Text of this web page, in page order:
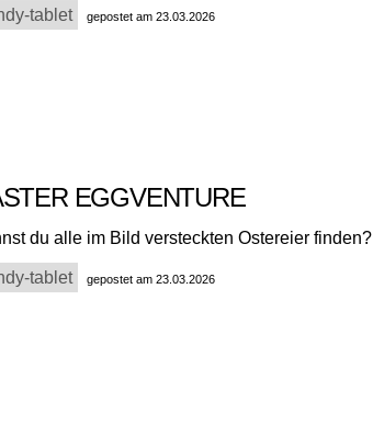
tablet gepostet am 23.03.2026
EGGVENTURE
du alle im Bild versteckten Ostereier finden?
tablet gepostet am 23.03.2026